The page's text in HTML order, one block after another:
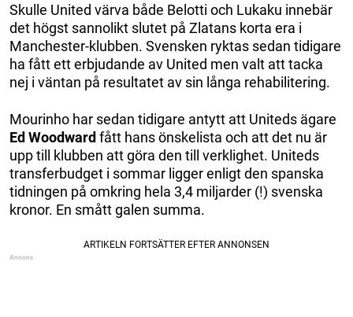
Skulle United värva både Belotti och Lukaku innebär
det högst sannolikt slutet på Zlatans korta era i
Manchester-klubben. Svensken ryktas sedan tidigare
ha fått ett erbjudande av United men valt att tacka
nej i väntan på resultatet av sin långa rehabilitering.
Mourinho har sedan tidigare antytt att Uniteds ägare
Ed Woodward fått hans önskelista och att det nu är
upp till klubben att göra den till verklighet. Uniteds
transferbudget i sommar ligger enligt den spanska
tidningen på omkring hela 3,4 miljarder (!) svenska
kronor. En smått galen summa.